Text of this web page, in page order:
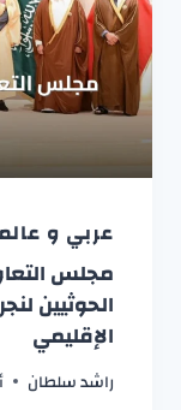
عربي و
مجلس
الحوثيين
الإقليمي
راشد سلطان